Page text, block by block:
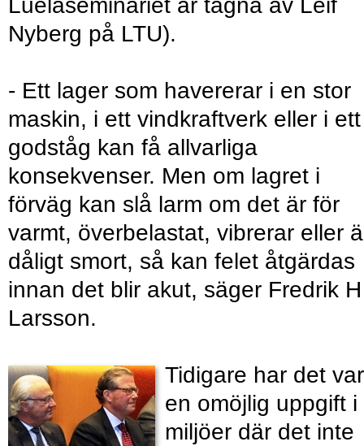
Luelåseminariet är tagna av Leif
Nyberg på LTU).
- Ett lager som havererar i en stor
maskin, i ett vindkraftverk eller i ett
godståg kan få allvarliga
konsekvenser. Men om lagret i
förväg kan slå larm om det är för
varmt, överbelastat, vibrerar eller
dåligt smort, så kan felet åtgärdas
innan det blir akut, säger Fredrik H
Larsson.
Tidigare har det
en omöjlig uppgift i
miljöer där det inte